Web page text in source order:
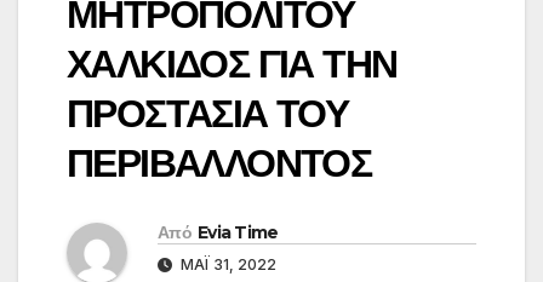
ΜΗΤΡΟΠΟΛΙΤΟΥ
ΧΑΛΚΙΔΟΣ ΓΙΑ ΤΗΝ
ΠΡΟΣΤΑΣΙΑ ΤΟΥ
ΠΕΡΙΒΑΛΛΟΝΤΟΣ
Από Evia Time
ΜΆΙ 31, 2022